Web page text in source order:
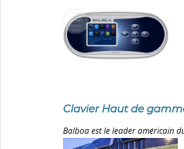
Clavier Haut de
Balboa est le leader américain